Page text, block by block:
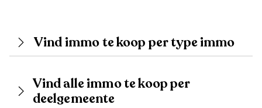
Vind immo te koop per type immo
Vind alle immo te koop per
deelgemeente